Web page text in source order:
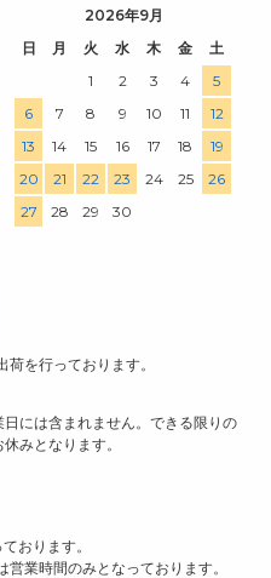
2026年9月
日
月 火 水 木 金
土
1
2 3 4
5
6
7 8 9 10 11
12
13
14 15 16 17 18
19
20
21 22 23 24 25
26
27
28 29 30
を行っております。
には含まれません。できる限りの
みとなります。
おります。
業時間のみとなっております。